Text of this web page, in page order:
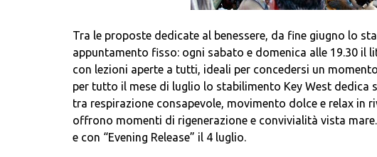
Tra le proposte dedicate al benessere, da fine giugno lo
appuntamento fisso: ogni sabato e domenica alle 19.30
con lezioni aperte a tutti, ideali per concedersi un
per tutto il mese di luglio lo stabilimento Key West dedica
tra respirazione consapevole, movimento dolce e relax in
offrono momenti di rigenerazione e convivialità vista
e con “Evening Release” il 4 luglio.